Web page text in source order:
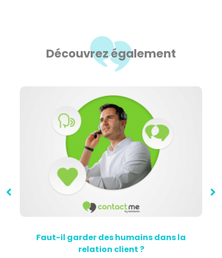
Découvrez également
Faut-il garder des humains dans la
relation client ?